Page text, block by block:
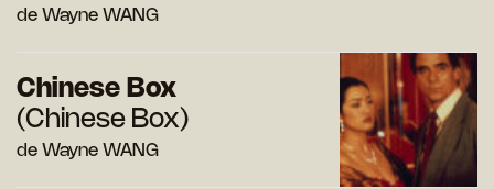
de Wayne WANG
Chinese Box
(Chinese Box)
de Wayne WANG